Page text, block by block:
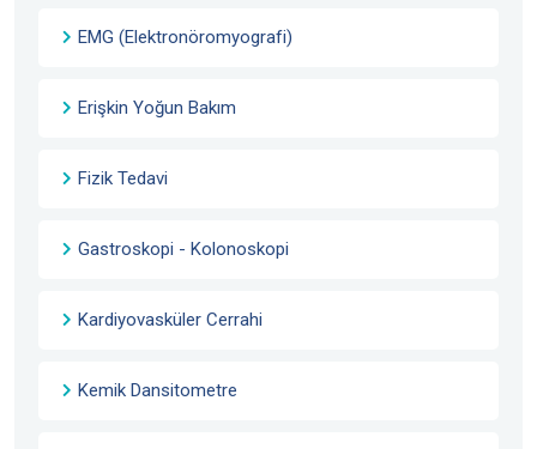
EMG (Elektronöromyografi)
Erişkin Yoğun Bakım
Fizik Tedavi
Gastroskopi - Kolonoskopi
Kardiyovasküler Cerrahi
Kemik Dansitometre